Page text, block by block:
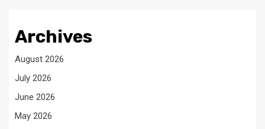
Archives
August 2026
July 2026
June 2026
May 2026